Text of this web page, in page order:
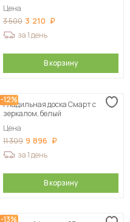
Цена
3 500 3 210
за 1 день
В корзину
-12%
Гладильная доска Смарт с
зеркалом, белый
Цена
11 309 9 896
за 1 день
В корзину
-13%